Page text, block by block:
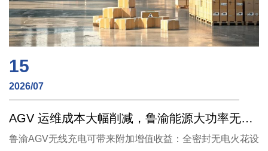
15
2026/07
AGV 运维成本大幅削减，鲁渝能源大功率无线充电创造长期收益
鲁渝AGV无线充电可带来附加增值收益：全密封无电火花设